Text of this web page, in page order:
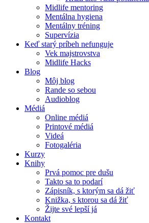
Midlife mentoring
Mentálna hygiena
Mentálny tréning
Supervízia
Keď starý príbeh nefunguje
Vek majstrovstva
Midlife Hacks
Blog
Môj blog
Rande so sebou
Audioblog
Médiá
Online médiá
Printové médiá
Videá
Fotogaléria
Kurzy
Knihy
Prvá pomoc pre dušu
Takto sa to podarí
Zápisník, s ktorým sa dá žiť
Knižka, s ktorou sa dá žiť
Žijte své lepší já
Kontakt